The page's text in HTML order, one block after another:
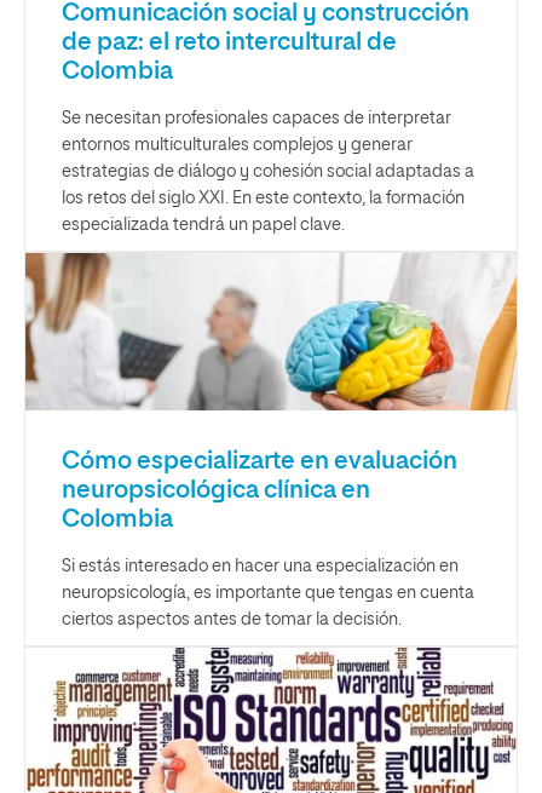
Comunicación social y construcción
de paz: el reto intercultural de
Colombia
Se necesitan profesionales capaces de interpretar
entornos multiculturales complejos y generar
estrategias de diálogo y cohesión social adaptadas a
los retos del siglo XXI. En este contexto, la formación
especializada tendrá un papel clave.
Cómo especializarte en evaluación
neuropsicológica clínica en
Colombia
Si estás interesado en hacer una especialización en
neuropsicología, es importante que tengas en cuenta
ciertos aspectos antes de tomar la decisión.